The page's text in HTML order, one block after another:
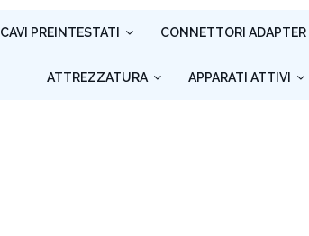
CAVI PREINTESTATI CONNETTORI ADAPTER
ATTREZZATURA APPARATI ATTIVI